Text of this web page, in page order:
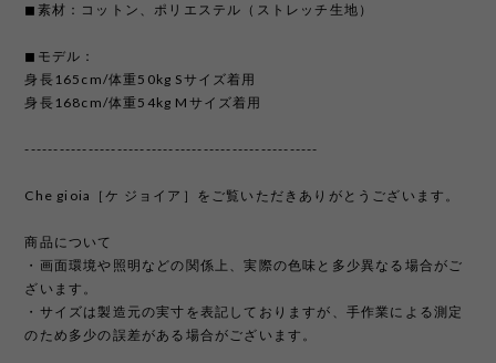
◼︎素材：コットン、ポリエステル（ストレッチ生地）
◼︎モデル：
身長165cm/体重50kg Sサイズ着用
身長168cm/体重54kg Mサイズ着用
---------------------------------------------------
Che gioia［ケ ジョイア］をご覧いただきありがとうございます。
商品について
・画面環境や照明などの関係上、実際の色味と多少異なる場合がご
ざいます。
・サイズは製造元の実寸を表記しておりますが、手作業による測定
のため多少の誤差がある場合がございます。